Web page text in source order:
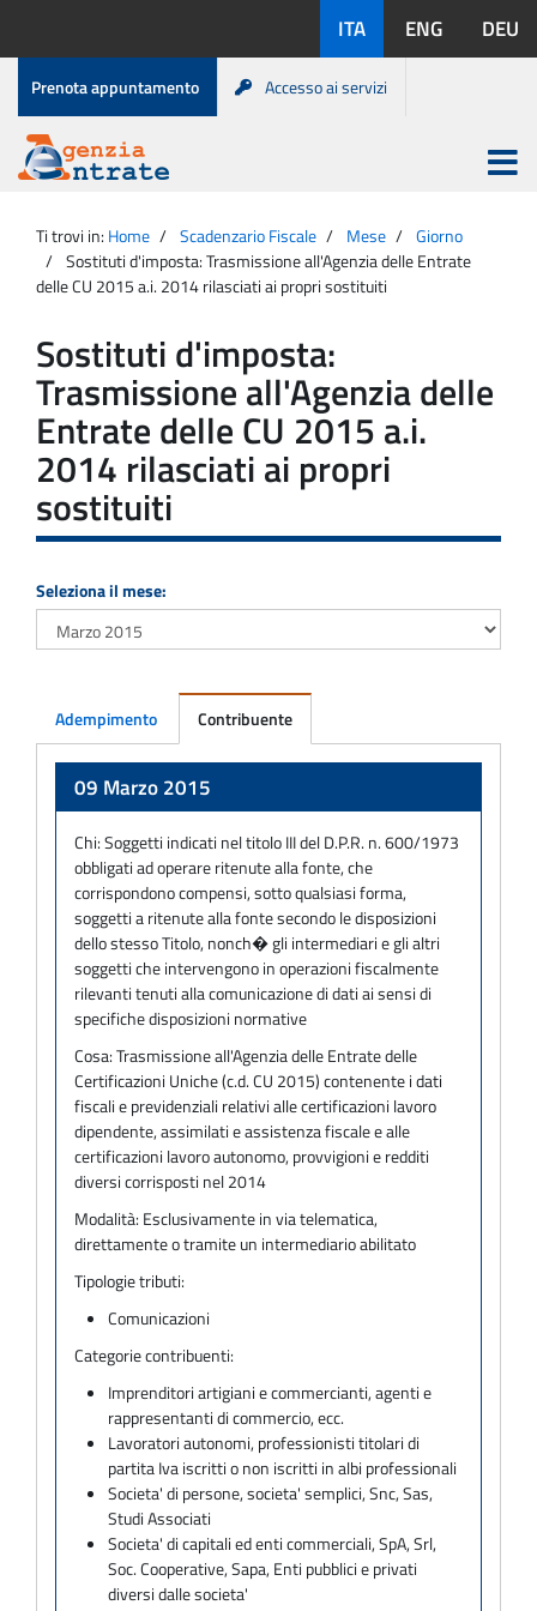
contenuto
disponibili:
ITA ENG DEU
Menu
di
servizio
Prenota appuntamento Accesso ai servizi
Agenzia
Entrate
Apri
menu
principale
Ti trovi in: Home Scadenzario Fiscale Mese
Giorno
Sostituti d'imposta: Trasmissione all'Agenzia delle Entrate
delle CU 2015 a.i. 2014 rilasciati ai propri sostituiti
Sostituti d'imposta:
Trasmissione all'Agenzia delle
Entrate delle CU 2015 a.i.
2014 rilasciati ai propri
sostituiti
Seleziona il mese:
Adempimento Contribuente
09 Marzo 2015
Chi:Soggetti indicati nel titolo III del D.P.R. n. 600/1973
obbligati ad operare ritenute alla fonte, che
corrispondono compensi, sotto qualsiasi forma,
soggetti a ritenute alla fonte secondo le disposizioni
dello stesso Titolo, nonch� gli intermediari e gli altri
soggetti che intervengono in operazioni fiscalmente
rilevanti tenuti alla comunicazione di dati ai sensi di
specifiche disposizioni normative
Cosa:Trasmissione all'Agenzia delle Entrate delle
Certificazioni Uniche (c.d. CU 2015) contenente i dati
fiscali e previdenziali relativi alle certificazioni lavoro
dipendente, assimilati e assistenza fiscale e alle
certificazioni lavoro autonomo, provvigioni e redditi
diversi corrisposti nel 2014
Modalità: Esclusivamente in via telematica,
direttamente o tramite un intermediario abilitato
Tipologie tributi:
Comunicazioni
Categorie contribuenti:
Imprenditori artigiani e commercianti, agenti e
rappresentanti di commercio, ecc.
Lavoratori autonomi, professionisti titolari di
partita Iva iscritti o non iscritti in albi professionali
Societa' di persone, societa' semplici, Snc, Sas,
Studi Associati
Societa' di capitali ed enti commerciali, SpA, Srl,
Soc. Cooperative, Sapa, Enti pubblici e privati
diversi dalle societa'